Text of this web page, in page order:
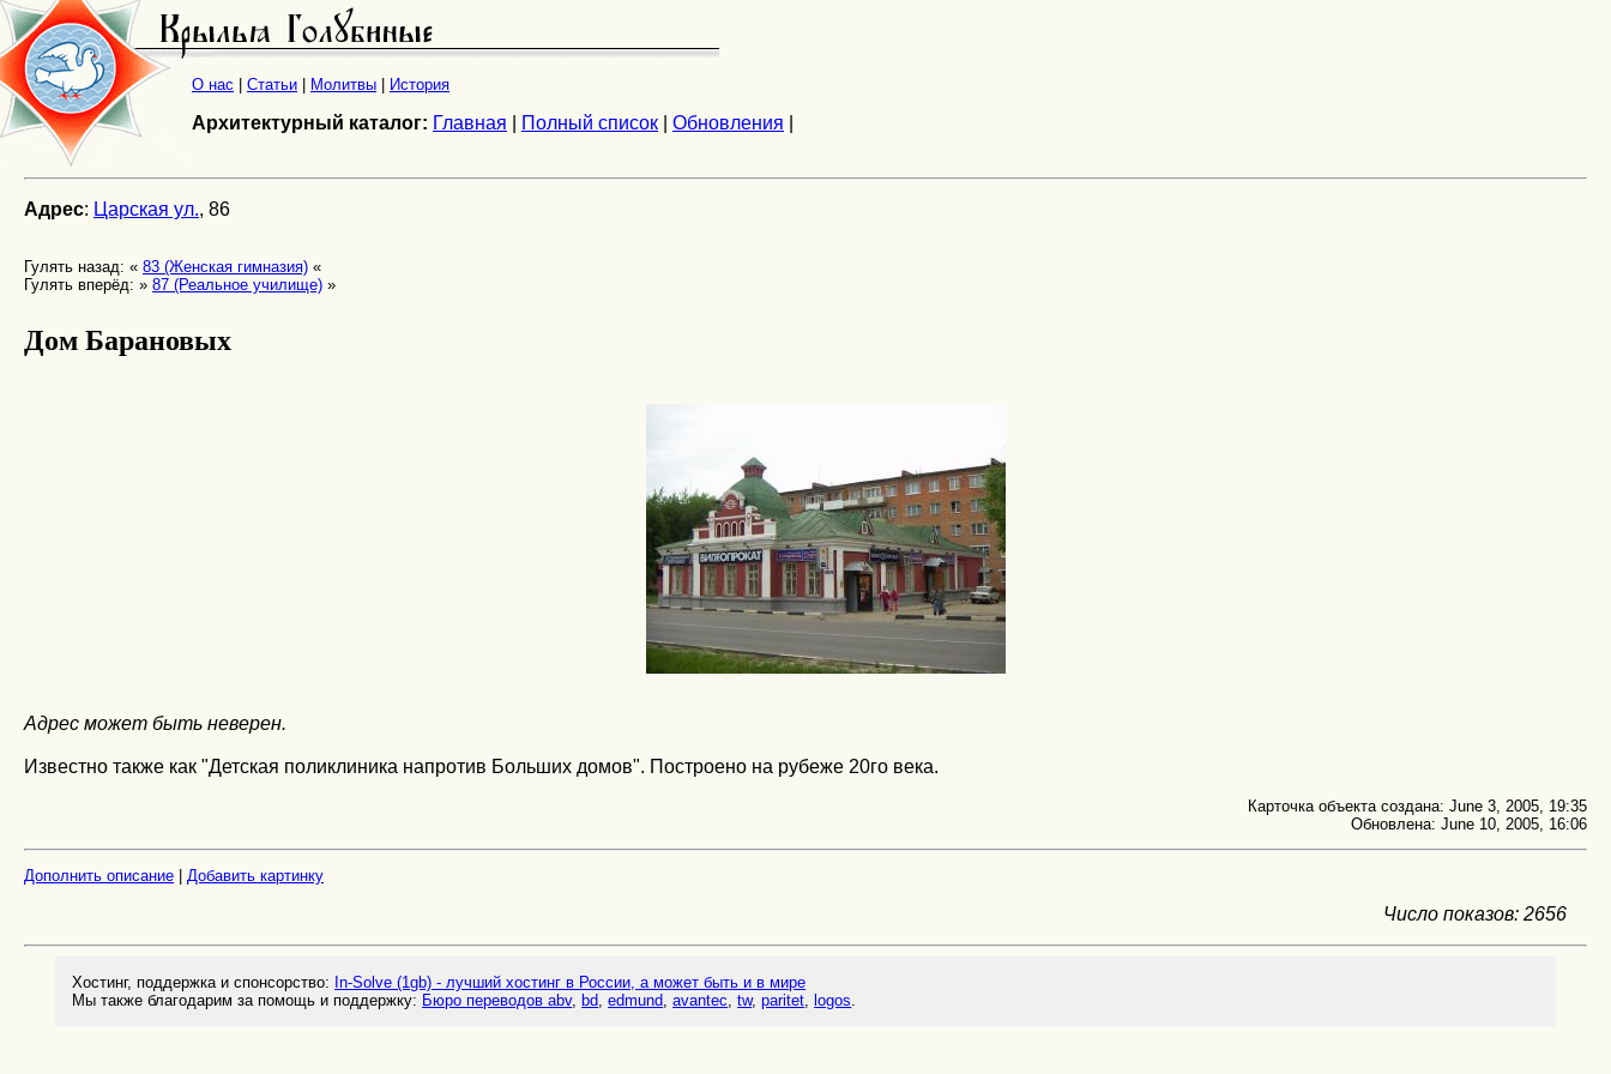
О нас Статьи Молитвы История
Архитектурный каталог: Главная Полный список Обновления
Адрес: Царская ул., 86
Гулять назад: « 83 (Женская гимназия) «
Гулять вперёд: » 87 (Реальное училище) »
Дом Барановых
Адрес может быть неверен.
Известно также как "Детская поликлиника напротив Больших домов". Построено на рубеже 20го века.
Карточка объекта создана: June 3, 2005, 19:35
Обновлена: June 10, 2005, 16:06
Дополнить описание Добавить картинку
Число показов: 2656
Хостинг, поддержка и спонсорство: In-Solve (1gb) - лучший хостинг в России, а может быть и в мире
Мы также благодарим за помощь и поддержку: Бюро переводов abv, bd,edmund,avantec,tw,paritet, logos.